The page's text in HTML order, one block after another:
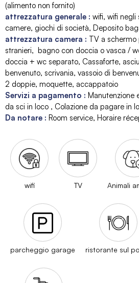
(alimento non fornito)
attrezzatura generale : wifi wifi negli
camere giochi di società Deposito
attrezzatura camera : TV a
stranieri
bagno con doccia o vasca /
doccia + wc separato Cassaforte
benvenuto scrivania vassoio di
2 doppie moquette accappatoio
Servizi a pagamento : Manutenzione
da sci in loco
Colazione da pagare in
Da notare : Room service Horaire
wifi TV Animali
parcheggio garage ristorante sul